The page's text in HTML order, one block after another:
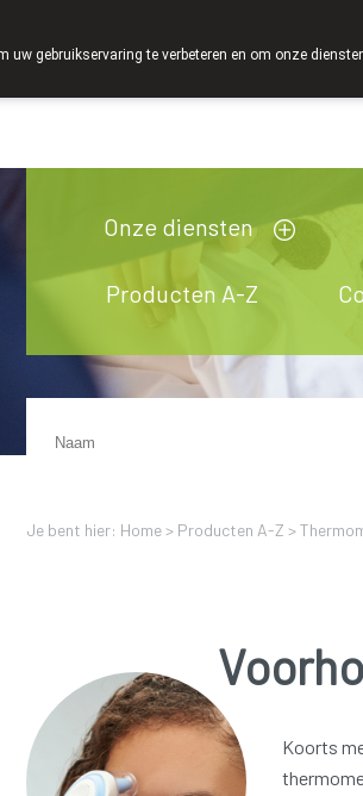
20 09
Onze diensten
Producten A-Z
Je bent hier: Home > Producten A-Z >
Koorts
uw gebruikservaring te verbeteren en om onze